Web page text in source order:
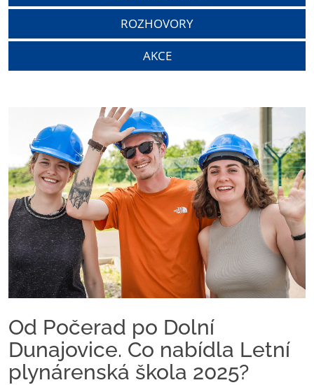
ROZHOVORY
AKCE
Od Počerad po Dolní
Dunajovice. Co nabídla Letní
plynárenská škola 2025?